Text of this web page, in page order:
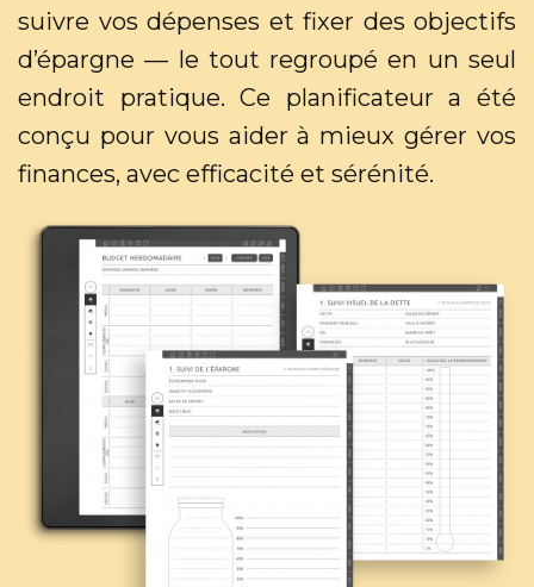
suivre vos dépenses et fixer des objectifs
d’épargne — le tout regroupé en un seul
endroit pratique. Ce planificateur a été
conçu pour vous aider à mieux gérer vos
finances, avec efficacité et sérénité.